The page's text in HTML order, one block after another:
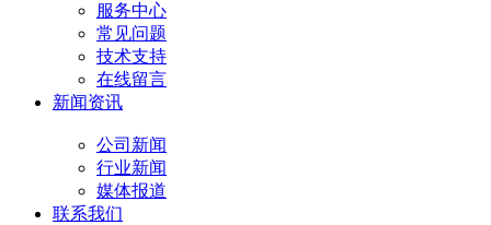
服务中心
常见问题
技术支持
在线留言
新闻资讯
公司新闻
行业新闻
媒体报道
联系我们